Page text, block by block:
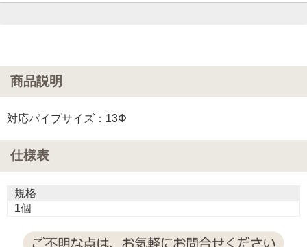
商品説明
対応パイプサイズ：13Φ
仕様表
規格
1個